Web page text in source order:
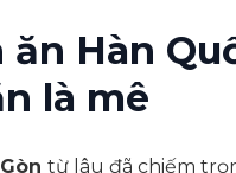
ăn Hàn
là mê
từ lâu đã chiếm